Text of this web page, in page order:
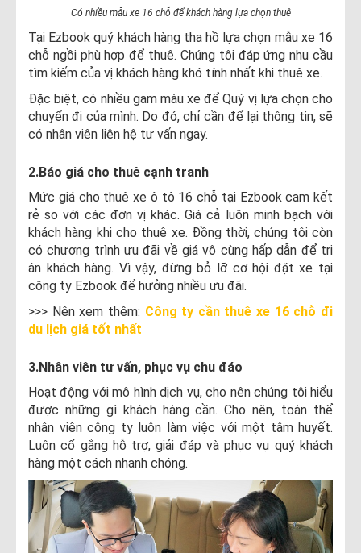
Có nhiều mẫu xe 16 chỗ để khách hàng lựa chọn thuê
Tại Ezbook quý khách hàng tha hồ lựa chọn mẫu xe 16
chỗ ngồi phù hợp để thuê. Chúng tôi đáp ứng nhu cầu
tìm kiếm của vị khách hàng khó tính nhất khi thuê xe.
Đặc biệt, có nhiều gam màu xe để Quý vị lựa chọn cho
chuyến đi của mình. Do đó, chỉ cần để lại thông tin, sẽ
có nhân viên liên hệ tư vấn ngay.
2.Báo giá cho thuê cạnh tranh
Mức giá cho thuê xe ô tô 16 chỗ tại Ezbook cam kết
rẻ so với các đơn vị khác. Giá cả luôn minh bạch với
khách hàng khi cho thuê xe. Đồng thời, chúng tôi còn
có chương trình ưu đãi về giá vô cùng hấp dẫn để tri
ân khách hàng. Vì vậy, đừng bỏ lỡ cơ hội đặt xe tại
công ty Ezbook để hưởng nhiều ưu đãi.
>>> Nên xem thêm: Công ty cần thuê xe 16 chỗ đi
du lịch giá tốt nhất
3.Nhân viên tư vấn, phục vụ chu đáo
Hoạt động với mô hình dịch vụ, cho nên chúng tôi hiểu
được những gì khách hàng cần. Cho nên, toàn thể
nhân viên công ty luôn làm việc với một tâm huyết.
Luôn cố gắng hỗ trợ, giải đáp và phục vụ quý khách
hàng một cách nhanh chóng.